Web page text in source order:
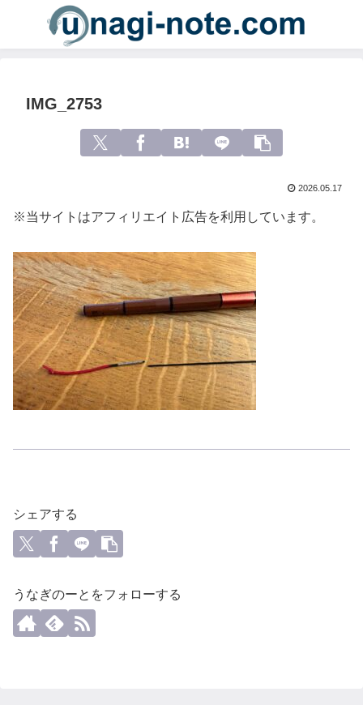
IMG_2753
2026.05.17
※当サイトはアフィリエイト広告を利用しています。
シェアする
うなぎのーとをフォローする